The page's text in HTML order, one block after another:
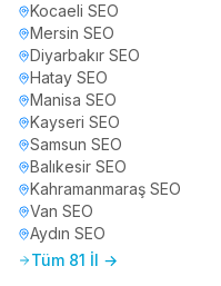
Kocaeli SEO
Mersin SEO
Diyarbakır SEO
Hatay SEO
Manisa SEO
Kayseri SEO
Samsun SEO
Balıkesir SEO
Kahramanmaraş SEO
Van SEO
Aydın SEO
Tüm 81 İl →